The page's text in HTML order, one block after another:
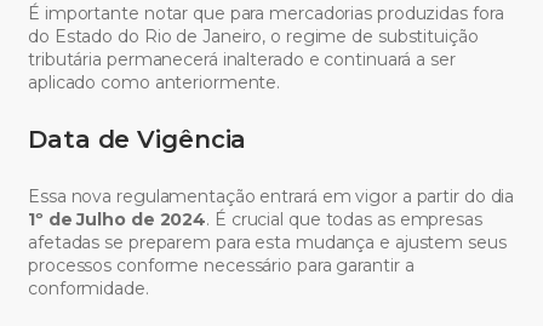
É importante notar que para mercadorias produzidas fora
do Estado do Rio de Janeiro, o regime de substituição
tributária permanecerá inalterado e continuará a ser
aplicado como anteriormente.
Data de Vigência
Essa nova regulamentação entrará em vigor a partir do dia
1º de Julho de 2024. É crucial que todas as empresas
afetadas se preparem para esta mudança e ajustem seus
processos conforme necessário para garantir a
conformidade.